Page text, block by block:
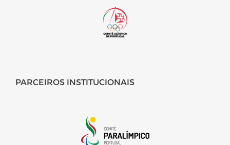
PARCEIROS INSTITUCIONAIS